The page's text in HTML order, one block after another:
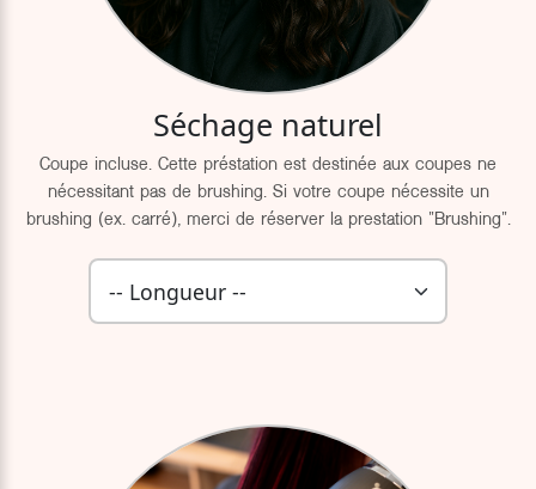
Séchage naturel
Coupe incluse. Cette préstation est destinée aux coupes ne
nécessitant pas de brushing. Si votre coupe nécessite un
brushing (ex. carré), merci de réserver la prestation "Brushing".